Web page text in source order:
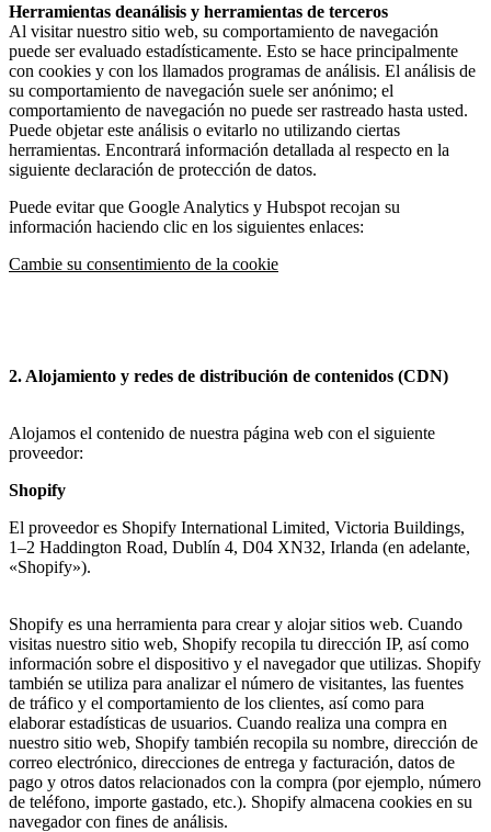
Herramientas deanálisis y herramientas de terceros
Al visitar nuestro sitio web, su comportamiento de navegación
puede ser evaluado estadísticamente. Esto se hace principalmente
con cookies y con los llamados programas de análisis. El análisis de
su comportamiento de navegación suele ser anónimo; el
comportamiento de navegación no puede ser rastreado hasta usted.
Puede objetar este análisis o evitarlo no utilizando ciertas
herramientas. Encontrará información detallada al respecto en la
siguiente declaración de protección de datos.
Puede evitar que Google Analytics y Hubspot recojan su
información haciendo clic en los siguientes enlaces:
Cambie su consentimiento de la cookie
2. Alojamiento y redes de distribución de contenidos (CDN)
Alojamos el contenido de nuestra página web con el siguiente
proveedor:
Shopify
El proveedor es Shopify International Limited, Victoria Buildings,
1–2 Haddington Road, Dublín 4, D04 XN32, Irlanda (en adelante,
«Shopify»).
Shopify es una herramienta para crear y alojar sitios web. Cuando
visitas nuestro sitio web, Shopify recopila tu dirección IP, así como
información sobre el dispositivo y el navegador que utilizas. Shopify
también se utiliza para analizar el número de visitantes, las fuentes
de tráfico y el comportamiento de los clientes, así como para
elaborar estadísticas de usuarios. Cuando realiza una compra en
nuestro sitio web, Shopify también recopila su nombre, dirección de
correo electrónico, direcciones de entrega y facturación, datos de
pago y otros datos relacionados con la compra (por ejemplo, número
de teléfono, importe gastado, etc.). Shopify almacena cookies en su
navegador con fines de análisis.